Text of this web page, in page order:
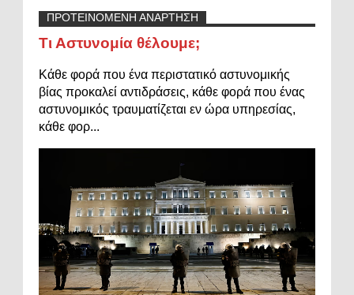
ΠΡΟΤΕΙΝΟΜΕΝΗ ΑΝΑΡΤΗΣΗ
Τι Αστυνομία θέλουμε;
Κάθε φορά που ένα περιστατικό αστυνομικής
βίας προκαλεί αντιδράσεις, κάθε φορά που ένας
αστυνομικός τραυματίζεται εν ώρα υπηρεσίας,
κάθε φορ...